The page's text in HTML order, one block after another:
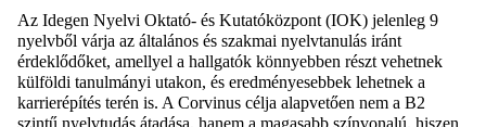
Az Idegen Nyelvi Oktató- és Kutatóközpont (IOK) jelenleg 9
nyelvből várja az általános és szakmai nyelvtanulás iránt
érdeklődőket, amellyel a hallgatók könnyebben részt vehetnek
külföldi tanulmányi utakon, és eredményesebbek lehetnek a
karrierépítés terén is. A Corvinus célja alapvetően nem a B2
szintű nyelvtudás átadása, hanem a magasabb színvonalú, hiszen